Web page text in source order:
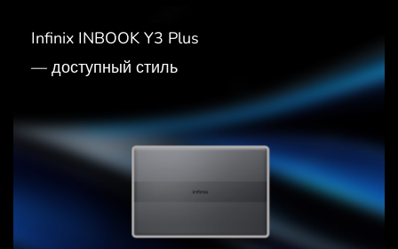
Infinix INBOOK Y3 Plus
— доступный стиль